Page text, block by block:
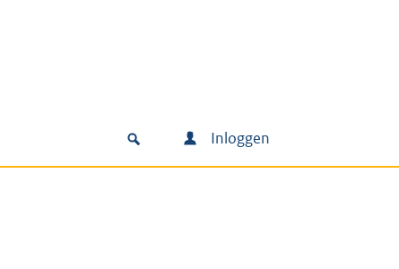
Inloggen